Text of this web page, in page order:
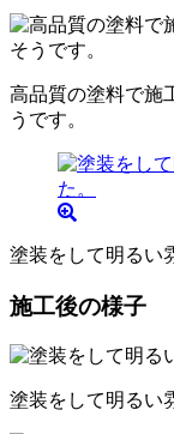
高品質の塗料で施
うです。
塗装をして明るい
施工後の様子
塗装をして明るい